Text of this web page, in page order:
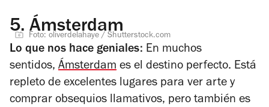
5. Ámsterdam
Foto: oliverdelahaye / Shutterstock.com
Lo que nos hace geniales: En muchos
sentidos, Ámsterdam es el destino perfecto. Está
repleto de excelentes lugares para ver arte y
comprar obsequios llamativos, pero también es